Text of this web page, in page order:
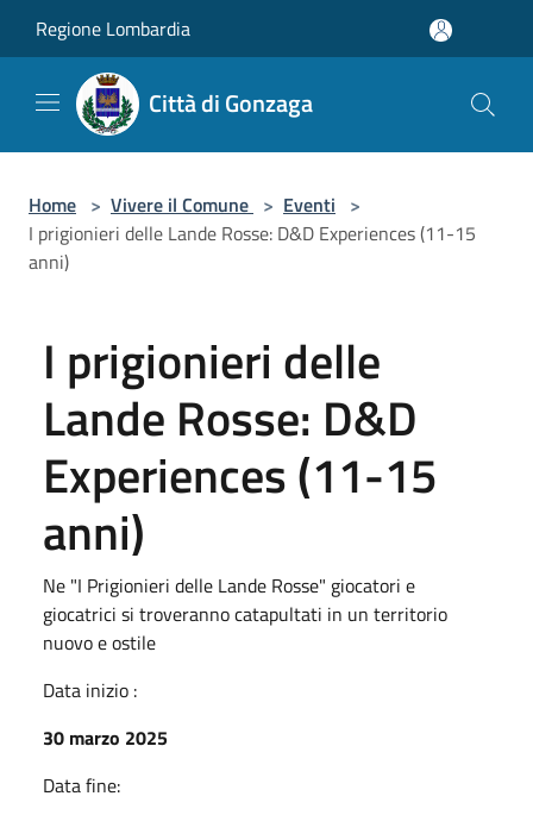
Regione Lombardia
Città di Gonzaga
Home > Vivere il Comune > Eventi >
I prigionieri delle Lande Rosse: D&D Experiences (11-15
anni)
I prigionieri delle
Lande Rosse: D&D
Experiences (11-15
anni)
Ne "I Prigionieri delle Lande Rosse" giocatori e
giocatrici si troveranno catapultati in un territorio
nuovo e ostile
Data inizio :
30 marzo 2025
Data fine: